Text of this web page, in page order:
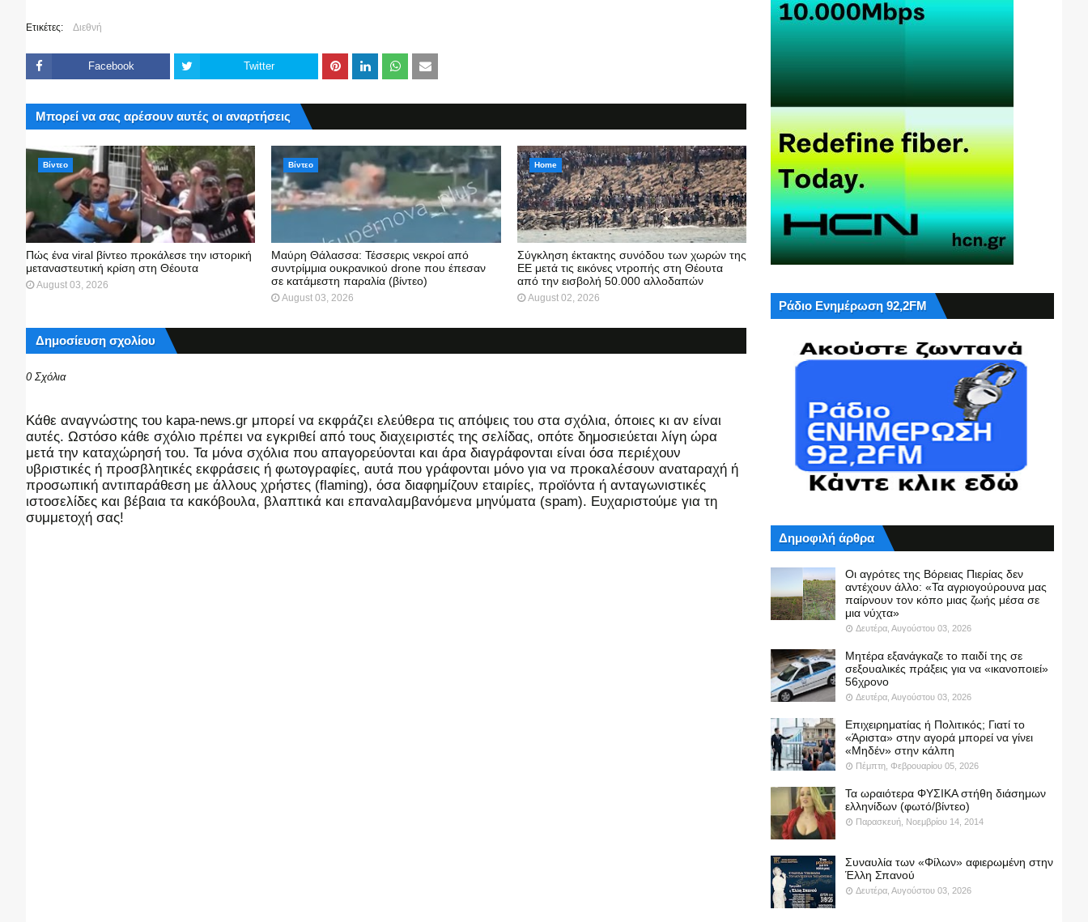
Ετικέτες: Διεθνή
Facebook Twitter
Μπορεί να σας αρέσουν αυτές οι αναρτήσεις
Βίντεο
Πώς ένα viral βίντεο προκάλεσε την ιστορική
μεταναστευτική κρίση στη Θέουτα
August 03, 2026
Βίντεο
Μαύρη Θάλασσα: Τέσσερις νεκροί από
συντρίμμια ουκρανικού drone που έπεσαν
σε κατάμεστη παραλία (βίντεο)
August 03, 2026
Home
Σύγκληση έκτακτης συνόδου των χωρών της
ΕΕ μετά τις εικόνες ντροπής στη Θέουτα
από την εισβολή 50.000 αλλοδαπών
August 02, 2026
Δημοσίευση σχολίου
0 Σχόλια
Kάθε αναγνώστης του kapa-news.gr μπορεί να εκφράζει ελεύθερα τις απόψεις του στα σχόλια, όποιες κι αν είναι
αυτές. Ωστόσο κάθε σχόλιο πρέπει να εγκριθεί από τους διαχειριστές της σελίδας, οπότε δημοσιεύεται λίγη ώρα
μετά την καταχώρησή του. Τα μόνα σχόλια που απαγορεύονται και άρα διαγράφονται είναι όσα περιέχουν
υβριστικές ή προσβλητικές εκφράσεις ή φωτογραφίες, αυτά που γράφονται μόνο για να προκαλέσουν αναταραχή ή
προσωπική αντιπαράθεση με άλλους χρήστες (flaming), όσα διαφημίζουν εταιρίες, προϊόντα ή ανταγωνιστικές
ιστοσελίδες και βέβαια τα κακόβουλα, βλαπτικά και επαναλαμβανόμενα μηνύματα (spam). Ευχαριστούμε για τη
συμμετοχή σας!
Ράδιο Ενημέρωση 92,2FM
Δημοφιλή άρθρα
Οι αγρότες της Βόρειας Πιερίας δεν
αντέχουν άλλο: «Τα αγριογούρουνα μας
παίρνουν τον κόπο μιας ζωής μέσα σε
μια νύχτα»
Δευτέρα, Αυγούστου 03, 2026
Μητέρα εξανάγκαζε το παιδί της σε
σεξουαλικές πράξεις για να «ικανοποιεί»
56χρονο
Δευτέρα, Αυγούστου 03, 2026
Επιχειρηματίας ή Πολιτικός; Γιατί το
«Άριστα» στην αγορά μπορεί να γίνει
«Μηδέν» στην κάλπη
Πέμπτη, Φεβρουαρίου 05, 2026
Τα ωραιότερα ΦΥΣΙΚΑ στήθη διάσημων
ελληνίδων (φωτό/βίντεο)
Παρασκευή, Νοεμβρίου 14, 2014
Συναυλία των «Φίλων» αφιερωμένη στην
Έλλη Σπανού
Δευτέρα, Αυγούστου 03, 2026